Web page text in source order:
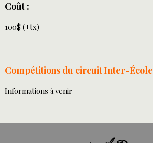
Coût :
100$ (+tx)
Compétitions du circuit Inter-
Informations à venir